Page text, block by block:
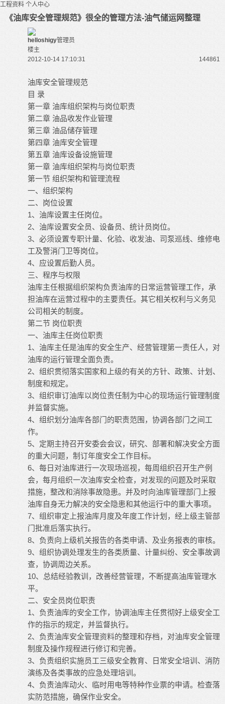
工程资料 个人中心
《油库安全管理规范》很全的管理方法-油气储运网整理
helloshigy管理员
楼主
2012-10-14 17:10:31
144861
油库安全管理规范
目 录
第一章 油库组织架构与岗位职责
第二章 油品收发作业管理
第三章 油品储存管理
第四章 油库安全管理
第五章 油库设备设施管理
第一章 油库组织架构与岗位职责
第一节 组织架构和管理流程
一、组织架构
二、岗位设置
1、油库设置主任岗位。
2、油库设置安全员、设备员、统计员岗位。
3、必须设置专职计量、化验、收发油、司泵巡线、维修电
工及警消门卫等岗位。
4、应设置后勤人员。
三、程序与权限
油库主任根据组织架构负责油库的日常运营管理工作，承
担油库在运营过程中的主要责任。其它相关权利与义务见
公司相关的制度。
第二节 岗位职责
一、油库主任岗位职责
1、油库主任是油库的安全生产、经营管理第一责任人，对
油库的运行管理全面负责。
2、组织贯彻落实国家和上级的有关的方针、政策、计划、
制度和规定。
3、组织审订油库以岗位责任制为中心的现场运行管理制度
并监督实施。
4、组织划分油库各部门的职责范围，协调各部门之间工
作。
5、定期主持召开安委会会议，研究、部署和解决安全方面
的重大问题，制订年度安全工作目标。
6、每日对油库进行一次现场巡视，每周组织召开生产例
会，每月组织一次油库安全检查，对发现的问题及时采取
措施，整改和消除事故隐患。并及时向油库管理部门上报
油库自身无力解决的安全隐患和其他运行中的重大事项。
7、组织审定上报油库月度及年度工作计划，经上级主管部
门批准后落实执行。
8、负责向上级机关报告的各类申请、及业务报表的审核。
9、组织协调处理发生的各类质量、计量纠纷、安全事故调
查，协调周边关系。
10、总结经验教训，改善经营管理，不断提高油库管理水
平。
二、安全员岗位职责
1、负责油库的安全工作，协调油库主任贯彻好上级安全工
作的指示的规定，并监督执行。
2、负责油库安全管理资料的整理和存档，对油库安全管理
制度及操作规程进行修订和完善。
3、负责组织实施员工三级安全教育、日常安全培训、消防
演练及各类事故的应急处理培训。
4、负责油库动火、临时用电等特种作业票的申请。检查落
实防范措施，确保作业安全。